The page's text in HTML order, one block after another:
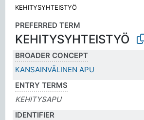
KEHITYSYHTEISTYÖ
PREFERRED TERM
KEHITYSYHTEISTYÖ
BROADER CONCEPT
KANSAINVÄLINEN APU
ENTRY TERMS
KEHITYSAPU
IDENTIFIER